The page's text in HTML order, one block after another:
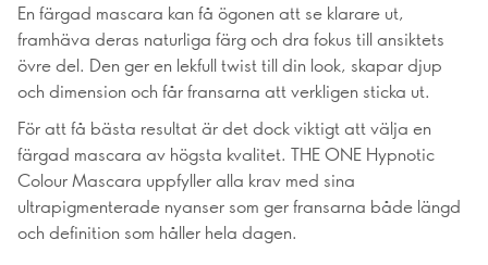
En färgad mascara kan få ögonen att se klarare ut,
framhäva deras naturliga färg och dra fokus till ansiktets
övre del. Den ger en lekfull twist till din look, skapar djup
och dimension och får fransarna att verkligen sticka ut.
För att få bästa resultat är det dock viktigt att välja en
färgad mascara av högsta kvalitet. THE ONE Hypnotic
Colour Mascara uppfyller alla krav med sina
ultrapigmenterade nyanser som ger fransarna både längd
och definition som håller hela dagen.